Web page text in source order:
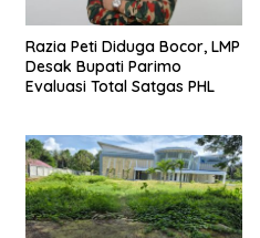
Razia Peti Diduga Bocor, LMP
Desak Bupati Parimo
Evaluasi Total Satgas PHL